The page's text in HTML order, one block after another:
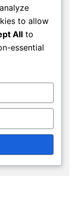
in this
to allow
All to
essential